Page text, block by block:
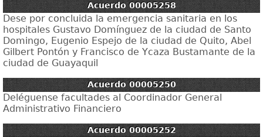
Acuerdo 00005258
Dese por concluida la emergencia sanitaria en los
hospitales Gustavo Domínguez de la ciudad de Santo
Domingo, Eugenio Espejo de la ciudad de Quito, Abel
Gilbert Pontón y Francisco de Ycaza Bustamante de la
ciudad de Guayaquil
Acuerdo 00005250
Deléguense facultades al Coordinador General
Administrativo Financiero
Acuerdo 00005252